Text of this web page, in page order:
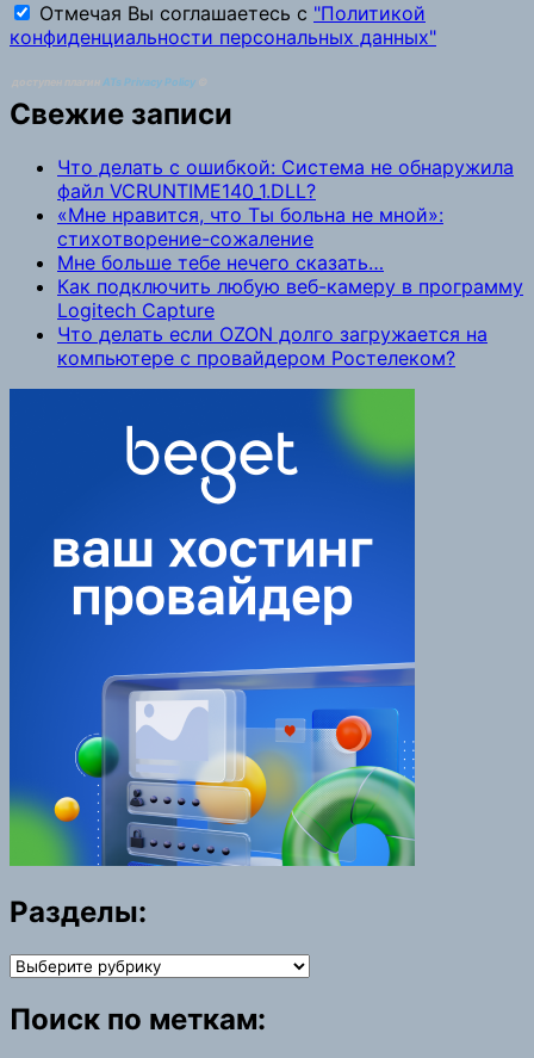
Отмечая Вы соглашаетесь с "Политикой
конфиденциальности персональных данных"
ATs Privacy Policy
Свежие записи
Что делать с ошибкой: Система не обнаружила
файл VCRUNTIME140_1.DLL?
«Мне нравится, что Ты больна не мной»:
стихотворение-сожаление
Мне больше тебе нечего сказать…
Как подключить любую веб-камеру в программу
Logitech Capture
Что делать если OZON долго загружается на
компьютере с провайдером Ростелеком?
Разделы:
Разделы:
Поиск по меткам: